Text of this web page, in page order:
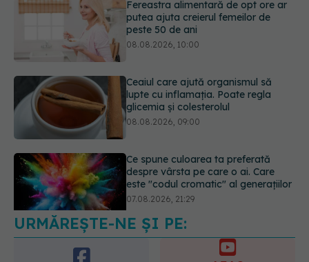
Ceaiul care ajută organismul să
lupte cu inflamația. Poate regla
glicemia și colesterolul
Ce spune culoarea ta preferată
despre vârsta pe care o ai. Care
este "codul cromatic" al generațiilor
Analiza de sânge AST (SGOT): ce
înseamnă rezultatele și când sunt un
semnal de alarmă
08.08.2026, 11:00
URMĂREȘTE-NE ȘI PE:
URMĂRITORI